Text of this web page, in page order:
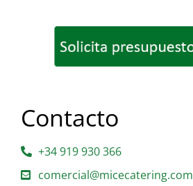
Contacto
+34 919 930 366
comercial@micecatering.com